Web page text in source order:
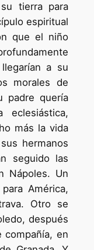
tierra para
espiritual
que el niño
a su
morales de
padre quería
eclesiástica,
más la vida
hermanos
seguido las
Nápoles. Un
América,
Otro se
después
compañía, en